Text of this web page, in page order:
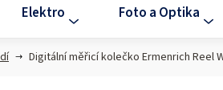
Elektro Foto a Optika
Digitální měřicí kolečko Ermenrich Reel